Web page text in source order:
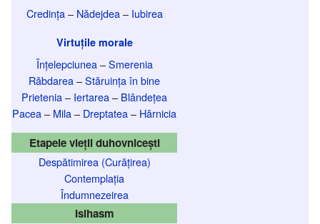
Credința– Nădejdea– Iubirea
Virtuțile morale
Înțelepciunea–Smerenia
Răbdarea–Stăruința în bine
Prietenia– Iertarea– Blândețea
Pacea– Mila– Dreptatea– Hărnicia
Etapele vieții duhovnicești
Despătimirea (Curățirea)
Contemplația
Îndumnezeirea
Isihasm